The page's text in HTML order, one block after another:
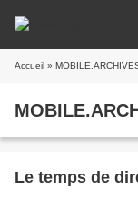
Accueil »
Le temps de